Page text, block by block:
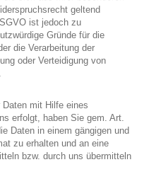
geltend
ist jedoch zu
Gründe für die
die Verarbeitung der
oder Verteidigung von
mit Hilfe eines
erfolgt, haben Sie gem. Art.
Daten in einem gängigen und
zu erhalten und an eine
bzw. durch uns übermitteln